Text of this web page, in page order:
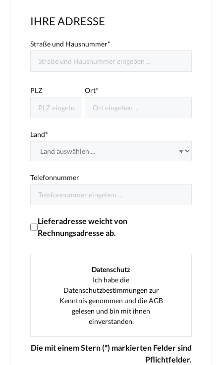
IHRE ADRESSE
Straße und Hausnummer*
PLZ Ort*
Land*
Telefonnummer
Lieferadresse weicht von
Rechnungsadresse ab.
Datenschutz
Ich habe die
Datenschutzbestimmungen zur
Kenntnis genommen und dieAGB
gelesen und bin mit ihnen
einverstanden.
Die mit einem Stern (*) markierten Felder sind
Pflichtfelder.